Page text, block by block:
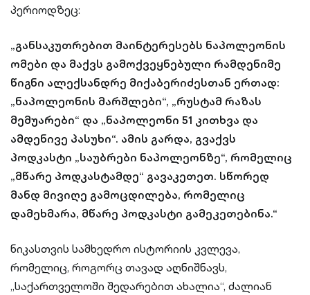
პერიოდზეც:
„განსაკუთრებით მაინტერესებს ნაპოლეონის
ომები და მაქვს გამოქვეყნებული რამდენიმე
წიგნი ალექსანდრე მიქაბერიძესთან ერთად:
„ნაპოლეონის მარშლები“, „რუსტამ რაზას
მემუარები“ და „ნაპოლეონი 51 კითხვა და
ამდენივე პასუხი“. ამის გარდა, გვაქვს
პოდკასტი „საუბრები ნაპოლეონზე“, რომელიც
„მწარე პოდკასტამდე“ გავაკეთეთ. სწორედ
მანდ მივიღე გამოცდილება, რომელიც
დამეხმარა, მწარე პოდკასტი გამეკეთებინა.“
ნიკასთვის სამხედრო ისტორიის კვლევა,
რომელიც, როგორც თავად აღნიშნავს,
„საქართველოში შედარებით ახალია“, ძალიან